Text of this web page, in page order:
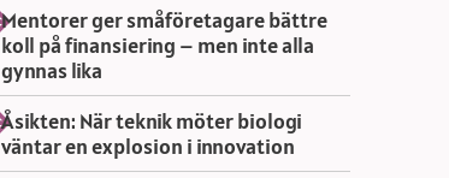
Mentorer ger småföretagare bättre
koll på finansiering – men inte alla
gynnas lika
Åsikten: När teknik möter biologi
väntar en explosion i innovation